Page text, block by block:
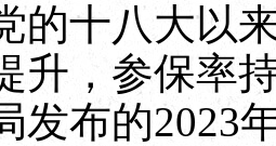
十八大以来
升，参保率
发布的2023